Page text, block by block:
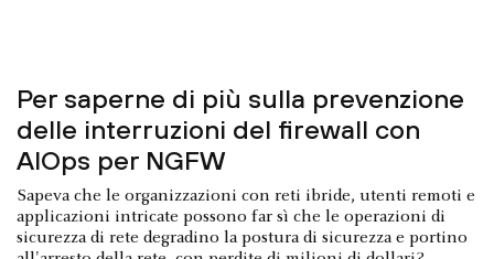
Per saperne di più sulla prevenzione
delle interruzioni del firewall con
AIOps per NGFW
Sapeva che le organizzazioni con reti ibride, utenti remoti e
applicazioni intricate possono far sì che le operazioni di
sicurezza di rete degradino la postura di sicurezza e portino